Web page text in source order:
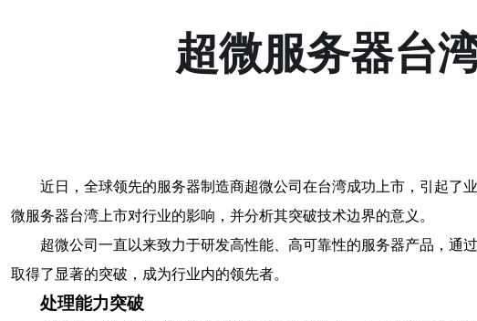
超微服务器台
近日，全球领先的服务器制造商超微公司在台湾成功上市，引起了
微服务器台湾上市对行业的影响，并分析其突破技术边界的意义。
超微公司一直以来致力于研发高性能、高可靠性的服务器产品，通
取得了显著的突破，成为行业内的领先者。
处理能力突破